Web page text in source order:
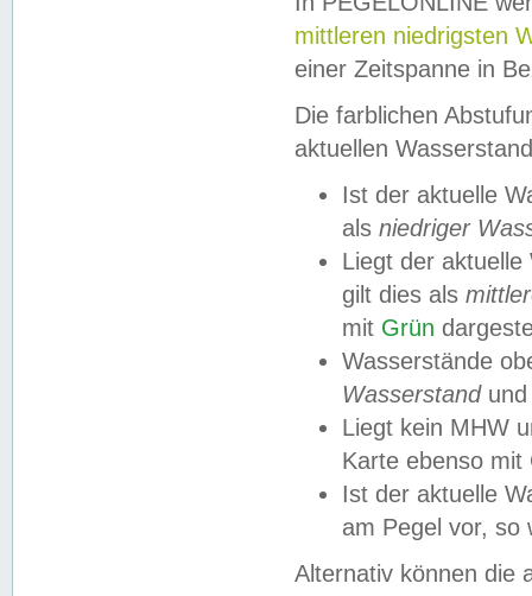
mittleren niedrigsten
einer Zeitspanne in
Die farblichen
aktuellen
Ist der aktuelle
als niedriger
Liegt der
gilt dies als
mit Grün
Wasserstände
Wasserstandund
Liegt kein MHW
Karte ebenso mit
Ist der aktuelle
am Pegel vor,
Alternativ können die